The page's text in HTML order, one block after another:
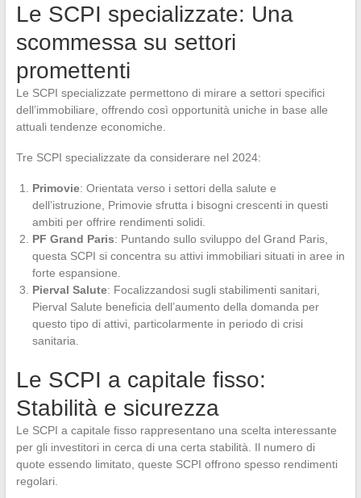
Le SCPI specializzate: Una
scommessa su settori
promettenti
Le SCPI specializzate permettono di mirare a settori specifici
dell’immobiliare, offrendo così opportunità uniche in base alle
attuali tendenze economiche.
Tre SCPI specializzate da considerare nel 2024:
Primovie: Orientata verso i settori della salute e
dell’istruzione, Primovie sfrutta i bisogni crescenti in questi
ambiti per offrire rendimenti solidi.
PF Grand Paris: Puntando sullo sviluppo del Grand Paris,
questa SCPI si concentra su attivi immobiliari situati in aree in
forte espansione.
Pierval Salute: Focalizzandosi sugli stabilimenti sanitari,
Pierval Salute beneficia dell’aumento della domanda per
questo tipo di attivi, particolarmente in periodo di crisi
sanitaria.
Le SCPI a capitale fisso:
Stabilità e sicurezza
Le SCPI a capitale fisso rappresentano una scelta interessante
per gli investitori in cerca di una certa stabilità. Il numero di
quote essendo limitato, queste SCPI offrono spesso rendimenti
regolari.